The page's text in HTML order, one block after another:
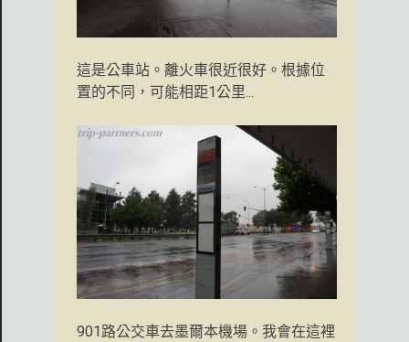
這是公車站。離火車很近很好。根據位
置的不同，可能相距1公里...
901路公交車去墨爾本機場。我會在這裡